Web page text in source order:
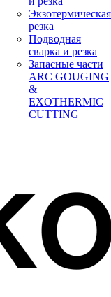
Экзотермическая
резка
Подводная
сварка и резка
Запасные части
ARC GOUGING
&
EXOTHERMIC
CUTTING